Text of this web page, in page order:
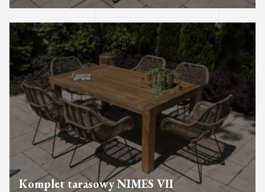
Komplet tarasowy NIMES VII